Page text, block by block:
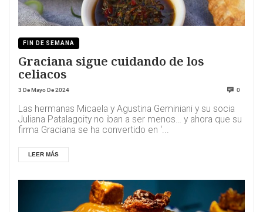
FIN DE SEMANA
Graciana sigue cuidando de los
celiacos
3 De Mayo De 2024 0
Las hermanas Micaela y Agustina Geminiani y su socia
Juliana Patalagoity no iban a ser menos… y ahora que su
firma Graciana se ha convertido en ‘...
LEER MÁS